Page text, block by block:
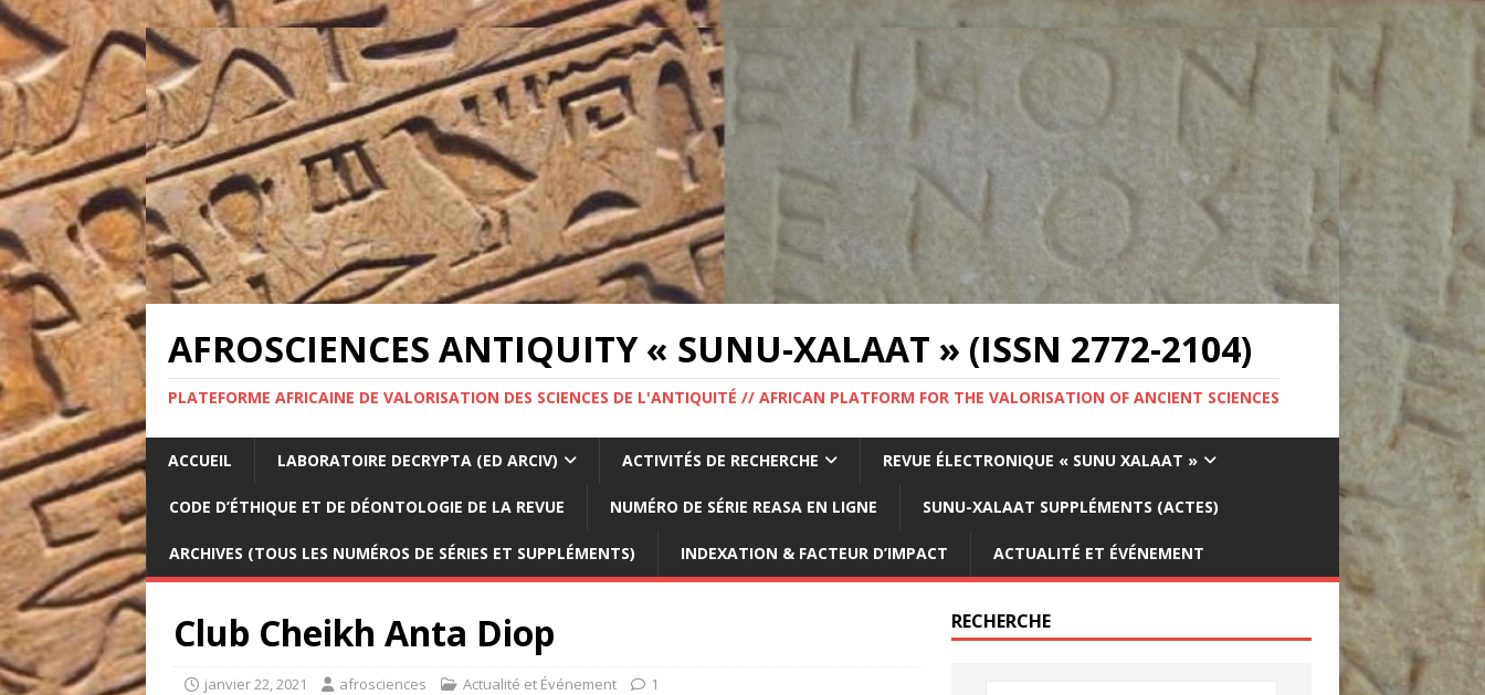
AFROSCIENCES ANTIQUITY « SUNU-XALAAT » (ISSN 2772-2104)
PLATEFORME AFRICAINE DE VALORISATION DES SCIENCES DE L'ANTIQUITÉ // AFRICAN PLATFORM FOR THE VALORISATION OF ANCIENT SCIENCES
ACCUEIL LABORATOIRE DECRYPTA (ED ARCIV) ACTIVITÉS DE RECHERCHE REVUE ÉLECTRONIQUE « SUNU XALAAT »
CODE D’ÉTHIQUE ET DE DÉONTOLOGIE DE LA REVUE NUMÉRO DE SÉRIE REASA EN LIGNE SUNU-XALAAT SUPPLÉMENTS (ACTES)
ARCHIVES (TOUS LES NUMÉROS DE SÉRIES ET SUPPLÉMENTS) INDEXATION & FACTEUR D’IMPACT ACTUALITÉ ET ÉVÉNEMENT
Club Cheikh Anta Diop
janvier 22, 2021 afrosciences Actualité et Événement 1
RECHERCHE